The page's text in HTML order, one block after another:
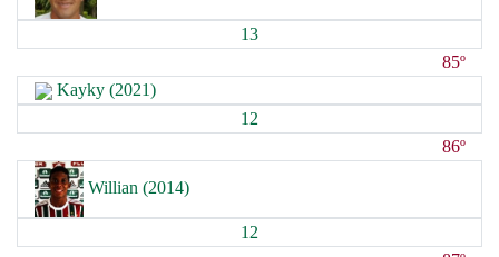
13
85º
Kayky (2021)
12
86º
Willian (2014)
12